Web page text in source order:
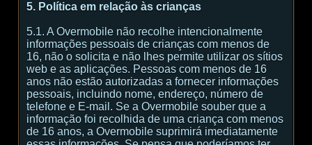
5. Política em relação às crianças
5.1. A Overmobile não recolhe intencionalmente
informações pessoais de crianças com menos de
16, não o solicita e não lhes permite utilizar os sítios
web e as aplicações. Pessoas com menos de 16
anos não estão autorizadas a fornecer informações
pessoais, incluindo nome, endereço, número de
telefone e E-mail. Se a Overmobile souber que a
informação foi recolhida de uma criança com menos
de 16 anos, a Overmobile suprimirá imediatamente